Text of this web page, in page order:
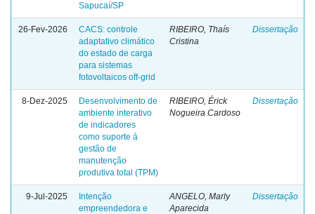
Sapucaí/SP
26-Fev-2026
CACS: controle
adaptativo climático
do estado de carga
para sistemas
fotovoltaicos off-grid
RIBEIRO, Thaís
Cristina
Dissertação
8-Dez-2025
Desenvolvimento de
ambiente interativo
de indicadores
como suporte à
gestão de
manutenção
produtiva total (TPM)
RIBEIRO, Érick
Nogueira Cardoso
Dissertação
9-Jul-2025
Intenção
empreendedora e
ANGELO, Marly
Aparecida
Dissertação